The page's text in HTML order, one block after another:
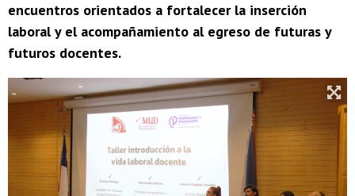
encuentros orientados a fortalecer la inserción
laboral y el acompañamiento al egreso de futuras y
futuros docentes.